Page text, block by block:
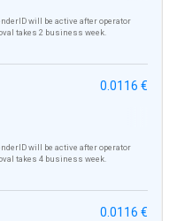
will be active after operator
takes 2 business week.
0.0116 €
will be active after operator
takes 4 business week.
0.0116 €